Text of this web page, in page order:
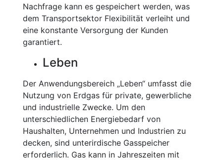
Nachfrage kann es gespeichert werden, was
dem Transportsektor Flexibilität verleiht und
eine konstante Versorgung der Kunden
garantiert.
Leben
Der Anwendungsbereich „Leben“ umfasst die
Nutzung von Erdgas für private, gewerbliche
und industrielle Zwecke. Um den
unterschiedlichen Energiebedarf von
Haushalten, Unternehmen und Industrien zu
decken, sind unterirdische Gasspeicher
erforderlich. Gas kann in Jahreszeiten mit